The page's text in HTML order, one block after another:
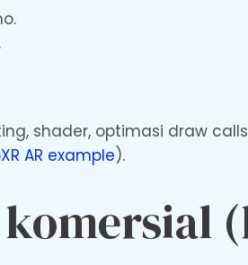
.
shader, optimasi draw
AR example).
komersial